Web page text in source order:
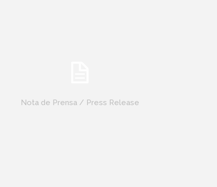
Nota de Prensa / Press Release